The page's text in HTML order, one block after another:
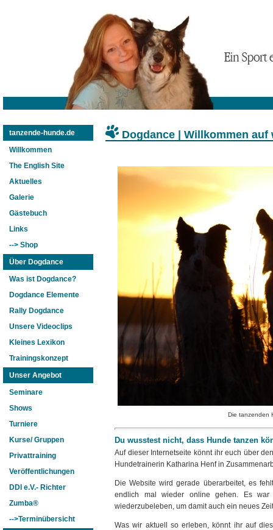
tanzende-hunde.de
Willkommen
The English Site
Aktuelles
Galerie
Gästebuch
Links
--> Shop
Über Dogdance
Was ist Dogdance?
Dogdance Elemente
Rally Dogdance
Unsere Videoclips
Kleines Lexikon
Trainingskonzept
Unser Angebot
Seminare
Shows
Turniere
Kurse/ Gruppen
Privattraining
Veröffentlichungen
DDI e.V.- Richter
Zumba®
-->Terminübersicht
Dogdance | Willkommen auf
Die tanzenden
Du wusstest nicht, dass Hunde tanzen
Auf dieser Internetseite könnt ihr euch über
Hundetrainerin Katharina Henf in
Die Website wird gerade überarbeitet, es
endlich mal wieder online gehen. Es war
wiederzubeleben, um damit auch ein neues
Was wir aktuell so erleben, könnt ihr auf